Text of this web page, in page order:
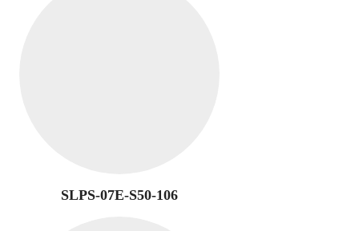
SLPS-07E-S50-106